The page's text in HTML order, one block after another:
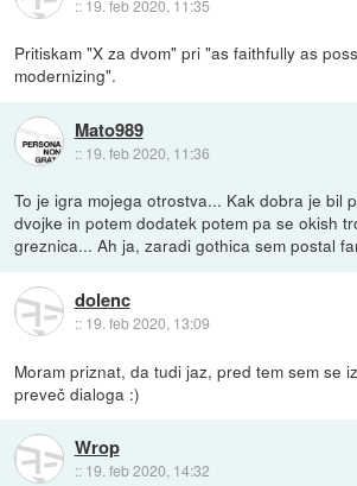
:: 19. feb 2020, 11:35
Pritiskam "X za dvom" pri "as faithfully as
modernizing".
Mato989
:: 19. feb 2020, 11:36
To je igra mojega otrostva... Kak dobra je bil
dvojke in potem dodatek potem pa se okish
greznica... Ah ja, zaradi gothica sem postal
dolenc
:: 19. feb 2020, 13:09
Moram priznat, da tudi jaz, pred tem sem se
preveč dialoga :)
Wrop
:: 19. feb 2020, 14:32